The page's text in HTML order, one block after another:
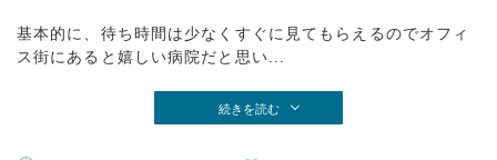
基本的に、待ち時間は少なくすぐに見てもらえるのでオフィ
ス街にあると嬉しい病院だと思い...
続きを読む